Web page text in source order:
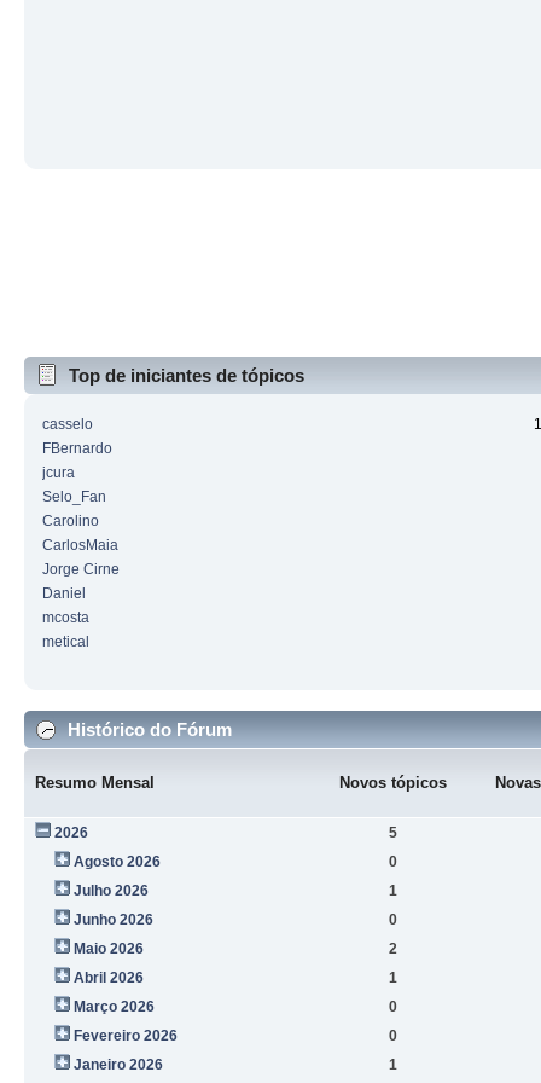
Top de iniciantes de tópicos
casselo
FBernardo
jcura
Selo_Fan
Carolino
CarlosMaia
Jorge Cirne
Daniel
mcosta
metical
Histórico do Fórum
Resumo Mensal Novos tópicos
2026
5
Agosto 2026
0
Julho 2026
1
Junho 2026
0
Maio 2026
2
Abril 2026
1
Março 2026
0
Fevereiro 2026
0
Janeiro 2026
1